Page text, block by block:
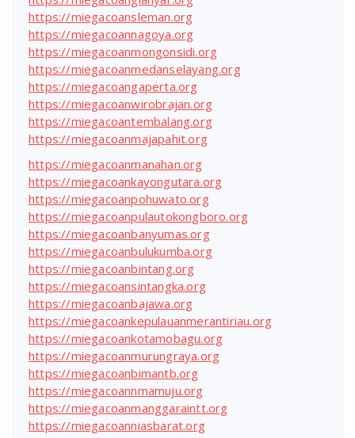
https://miegacoansleman.org
https://miegacoannagoya.org
https://miegacoanmongonsidi.org
https://miegacoanmedanselayang.org
https://miegacoangaperta.org
https://miegacoanwirobrajan.org
https://miegacoantembalang.org
https://miegacoanmajapahit.org
https://miegacoanmanahan.org
https://miegacoankayongutara.org
https://miegacoanpohuwato.org
https://miegacoanpulautokongboro.org
https://miegacoanbanyumas.org
https://miegacoanbulukumba.org
https://miegacoanbintang.org
https://miegacoansintangka.org
https://miegacoanbajawa.org
https://miegacoankepulauanmerantiriau.org
https://miegacoankotamobagu.org
https://miegacoanmurungraya.org
https://miegacoanbimantb.org
https://miegacoannmamuju.org
https://miegacoanmanggaraintt.org
https://miegacoanniasbarat.org